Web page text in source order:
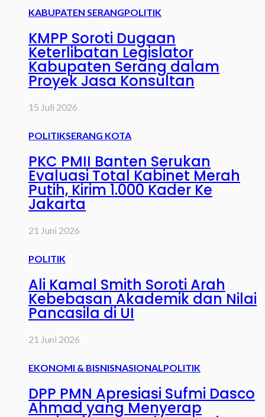
KABUPATEN SERANGPOLITIK
KMPP Soroti Dugaan
Keterlibatan Legislator
Kabupaten Serang dalam
Proyek Jasa Konsultan
15 Juli 2026
POLITIKSERANG KOTA
PKC PMII Banten Serukan
Evaluasi Total Kabinet Merah
Putih, Kirim 1.000 Kader Ke
Jakarta
21 Juni 2026
POLITIK
Ali Kamal Smith Soroti Arah
Kebebasan Akademik dan Nilai
Pancasila di UI
21 Juni 2026
EKONOMI & BISNISNASIONAL POLITIK
DPP PMN Apresiasi Sufmi Dasco
Ahmad yang Menyerap